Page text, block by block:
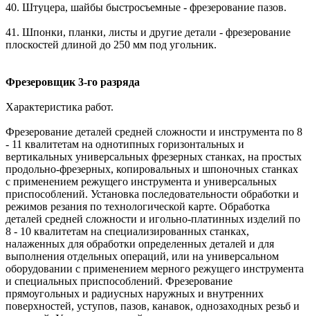
40. Штуцера, шайбы быстросъемные - фрезерование пазов.
41. Шпонки, планки, листы и другие детали - фрезерование
плоскостей длиной до 250 мм под угольник.
Фрезеровщик 3-го разряда
Характеристика работ.
Фрезерование деталей средней сложности и инструмента по 8
- 11 квалитетам на однотипных горизонтальных и
вертикальных универсальных фрезерных станках, на простых
продольно-фрезерных, копировальных и шпоночных станках
с применением режущего инструмента и универсальных
приспособлений. Установка последовательности обработки и
режимов резания по технологической карте. Обработка
деталей средней сложности и игольно-платинных изделий по
8 - 10 квалитетам на специализированных станках,
налаженных для обработки определенных деталей и для
выполнения отдельных операций, или на универсальном
оборудовании с применением мерного режущего инструмента
и специальных приспособлений. Фрезерование
прямоугольных и радиусных наружных и внутренних
поверхностей, уступов, пазов, канавок, однозаходных резьб и